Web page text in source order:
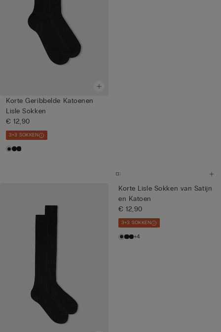
Korte Geribbelde Katoenen
Lisle Sokken
€ 12,90
3+3 SOKKEN
Korte Lisle Sokken van Satijn
en Katoen
€ 12,90
3+3 SOKKEN
+4